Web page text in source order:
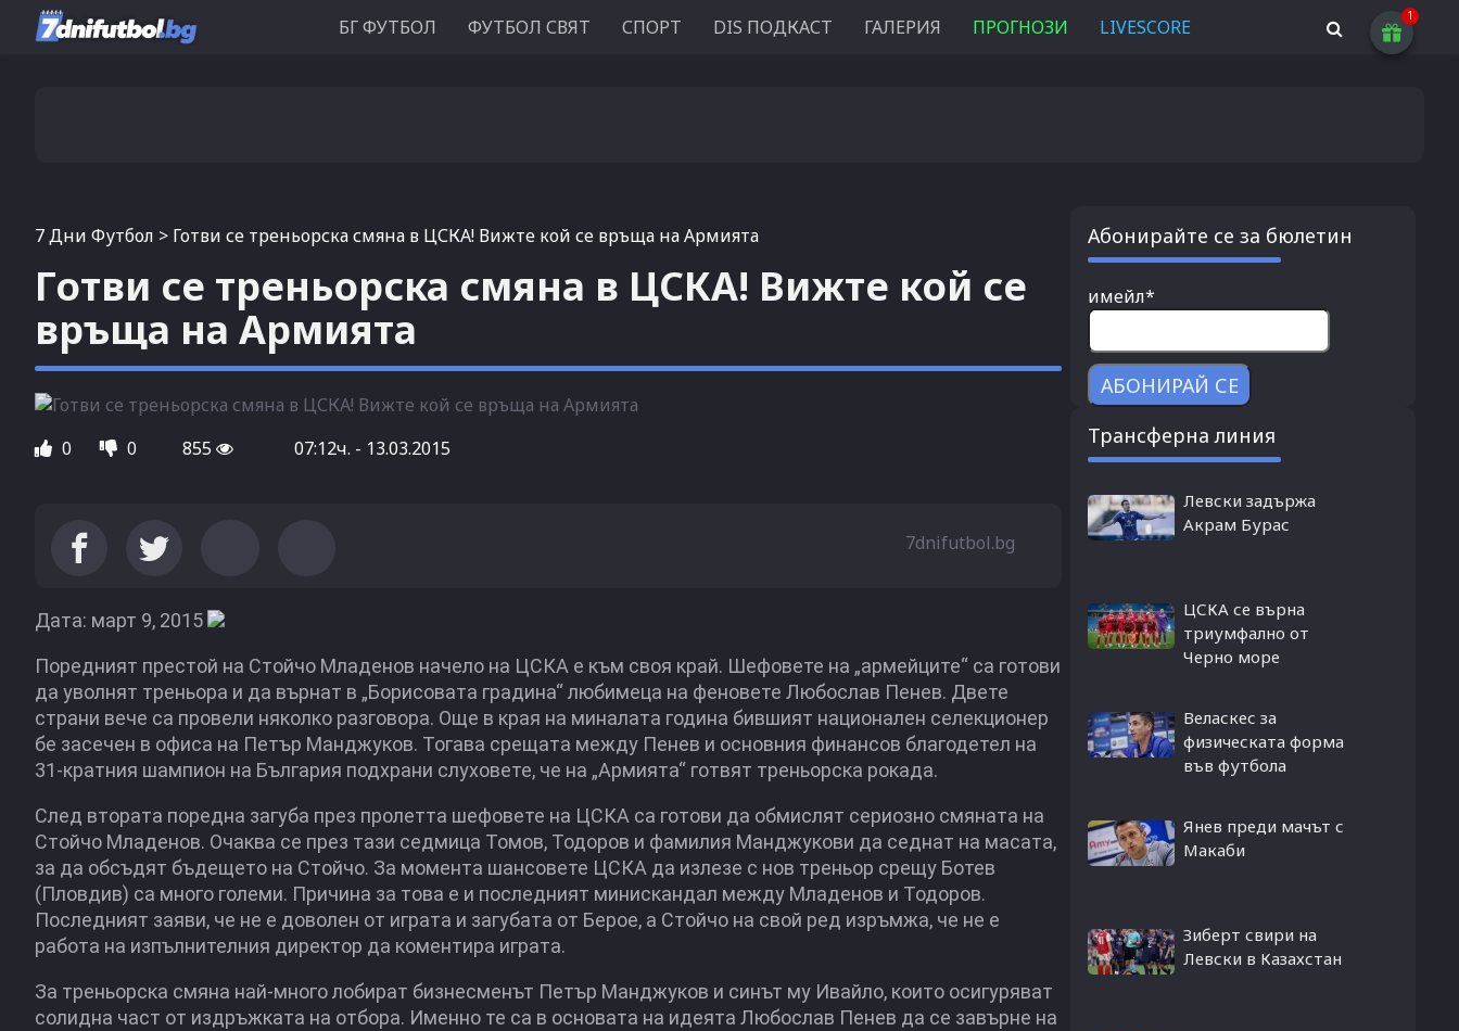
БГ ФУТБОЛ ФУТБОЛ СВЯТ СПОРТ DIS ПОДКАСТ ГАЛЕРИЯ ПРОГНОЗИ LIVESCORE
7 Дни Футбол > Готви се треньорска смяна в ЦСКА! Вижте кой се връща на Армията
Готви се треньорска смяна в ЦСКА! Вижте кой се
връща на Армията
0 0 855 07:12ч. - 13.03.2015
7dnifutbol.bg
Дата: март 9, 2015
Поредният престой на Стойчо Младенов начело на ЦСКА е към своя край. Шефовете на „армейците“ са готови
да уволнят треньора и да върнат в „Борисовата градина“ любимеца на феновете Любослав Пенев. Двете
страни вече са провели няколко разговора. Още в края на миналата година бившият национален селекционер
бе засечен в офиса на Петър Манджуков. Тогава срещата между Пенев и основния финансов благодетел на
31-кратния шампион на България подхрани слуховете, че на „Армията“ готвят треньорска рокада.
След втората поредна загуба през пролетта шефовете на ЦСКА са готови да обмислят сериозно смяната на
Стойчо Младенов. Очаква се през тази седмица Томов, Тодоров и фамилия Манджукови да седнат на масата,
за да обсъдят бъдещето на Стойчо. За момента шансовете ЦСКА да излезе с нов треньор срещу Ботев
(Пловдив) са много големи. Причина за това е и последният минискандал между Младенов и Тодоров.
Последният заяви, че не е доволен от играта и загубата от Берое, а Стойчо на свой ред изръмжа, че не е
работа на изпълнителния директор да коментира играта.
За треньорска смяна най-много лобират бизнесменът Петър Манджуков и синът му Ивайло, които осигуряват
солидна част от издръжката на отбора. Именно те са в основата на идеята Любослав Пенев да се завърне на
Абонирайте се за бюлетин
имейл*
Трансферна линия
Левски задържа
Акрам Бурас
ЦСКА се върна
триумфално от
Черно море
Веласкес за
физическата форма
във футбола
Янев преди мачът с
Макаби
Зиберт свири на
Левски в Казахстан